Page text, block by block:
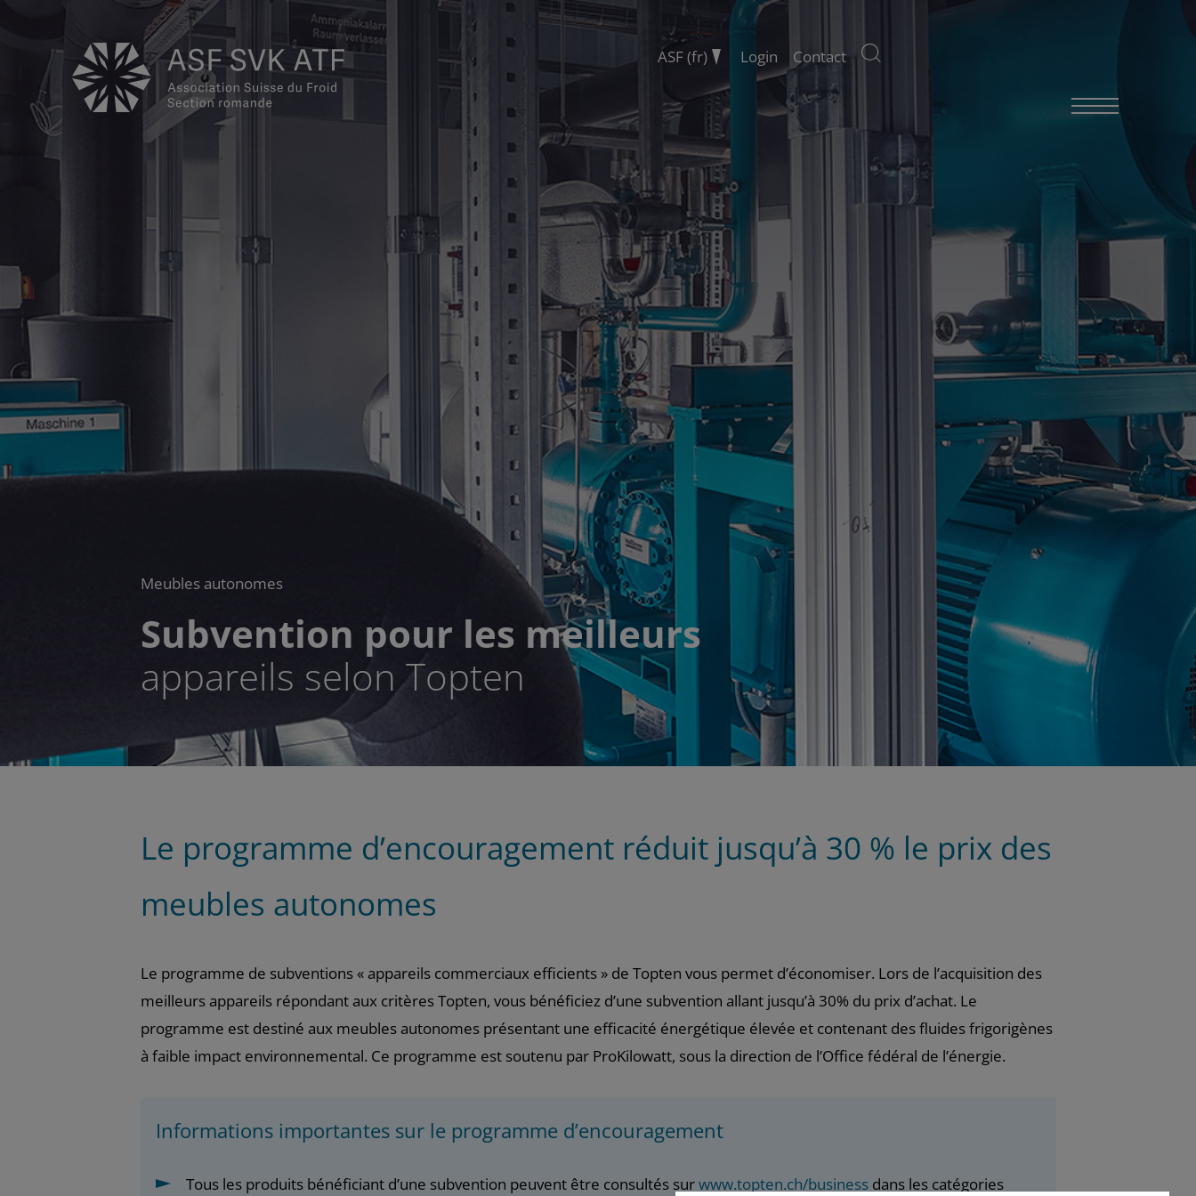
ASF (fr) Login Contact
Meubles autonomes
Subvention pour les meilleurs
appareils selon Topten
Le programme d’encouragement réduit jusqu’à 30 % le prix des
meubles autonomes
Le programme de subventions « appareils commerciaux efficients » de Topten vous permet d’économiser. Lors de l’acquisition des
meilleurs appareils répondant aux critères Topten, vous bénéficiez d’une subvention allant jusqu’à 30% du prix d’achat. Le
programme est destiné aux meubles autonomes présentant une efficacité énergétique élevée et contenant des fluides frigorigènes
à faible impact environnemental. Ce programme est soutenu par ProKilowatt, sous la direction de l’Office fédéral de l’énergie.
Informations importantes sur le programme d’encouragement
Tous les produits bénéficiant d’une subvention peuvent être consultés surwww.topten.ch/businessdans les catégories